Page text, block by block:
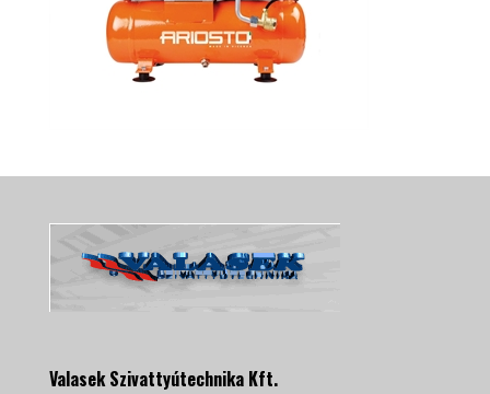
Valasek Szivattyútechnika Kft.